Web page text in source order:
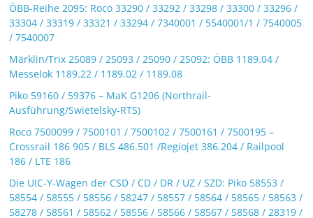
ÖBB-Reihe 2095: Roco 33290 / 33292 / 33298 / 33300 / 33296 /
33304 / 33319 / 33321 / 33294 / 7340001 / 5540001/1 / 7540005
/ 7540007
Märklin/Trix 25089 / 25093 / 25090 / 25092: ÖBB 1189.04 /
Messelok 1189.22 / 1189.02 / 1189.08
Piko 59160 / 59376 – MaK G1206 (Northrail-
Ausführung/Swietelsky-RTS)
Roco 7500099 / 7500101 / 7500102 / 7500161 / 7500195 –
Crossrail 186 905 / BLS 486.501 /Regiojet 386.204 / Railpool
186 / LTE 186
Die UIC-Y-Wagen der CSD / CD / DR / UZ / SZD: Piko 58553 /
58554 / 58555 / 58556 / 58247 / 58557 / 58564 / 58565 / 58563 /
58278 / 58561 / 58562 / 58556 / 58566 / 58567 / 58568 / 28319 /